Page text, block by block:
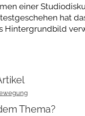
einer
hat
Hintergrundbild
Thema?